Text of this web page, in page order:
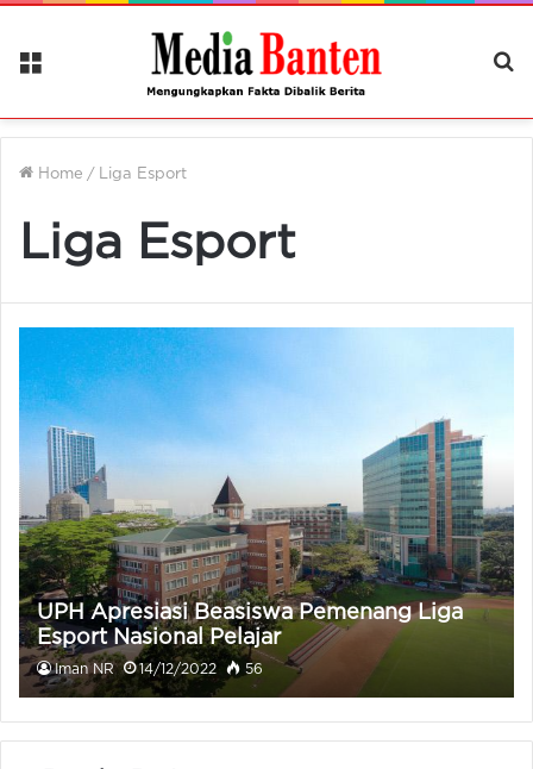
Menu
Home / Liga Esport
Liga Esport
UPH Apresiasi Beasiswa Pemenang Liga
Esport Nasional Pelajar
Iman NR 14/12/2022 56